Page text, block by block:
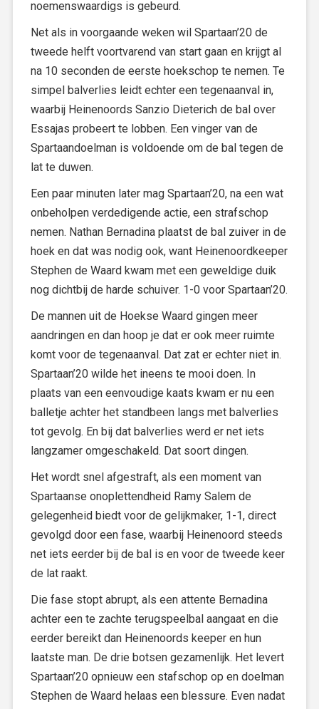
noemenswaardigs is gebeurd.
Net als in voorgaande weken wil Spartaan’20 de
tweede helft voortvarend van start gaan en krijgt al
na 10 seconden de eerste hoekschop te nemen. Te
simpel balverlies leidt echter een tegenaanval in,
waarbij Heinenoords Sanzio Dieterich de bal over
Essajas probeert te lobben. Een vinger van de
Spartaandoelman is voldoende om de bal tegen de
lat te duwen.
Een paar minuten later mag Spartaan’20, na een wat
onbeholpen verdedigende actie, een strafschop
nemen. Nathan Bernadina plaatst de bal zuiver in de
hoek en dat was nodig ook, want Heinenoordkeeper
Stephen de Waard kwam met een geweldige duik
nog dichtbij de harde schuiver. 1-0 voor Spartaan’20.
De mannen uit de Hoekse Waard gingen meer
aandringen en dan hoop je dat er ook meer ruimte
komt voor de tegenaanval. Dat zat er echter niet in.
Spartaan’20 wilde het ineens te mooi doen. In
plaats van een eenvoudige kaats kwam er nu een
balletje achter het standbeen langs met balverlies
tot gevolg. En bij dat balverlies werd er net iets
langzamer omgeschakeld. Dat soort dingen.
Het wordt snel afgestraft, als een moment van
Spartaanse onoplettendheid Ramy Salem de
gelegenheid biedt voor de gelijkmaker, 1-1, direct
gevolgd door een fase, waarbij Heinenoord steeds
net iets eerder bij de bal is en voor de tweede keer
de lat raakt.
Die fase stopt abrupt, als een attente Bernadina
achter een te zachte terugspeelbal aangaat en die
eerder bereikt dan Heinenoords keeper en hun
laatste man. De drie botsen gezamenlijk. Het levert
Spartaan’20 opnieuw een stafschop op en doelman
Stephen de Waard helaas een blessure. Even nadat